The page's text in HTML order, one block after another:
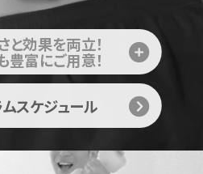
と効果を両立！
豊富にご用意！
スケジュール